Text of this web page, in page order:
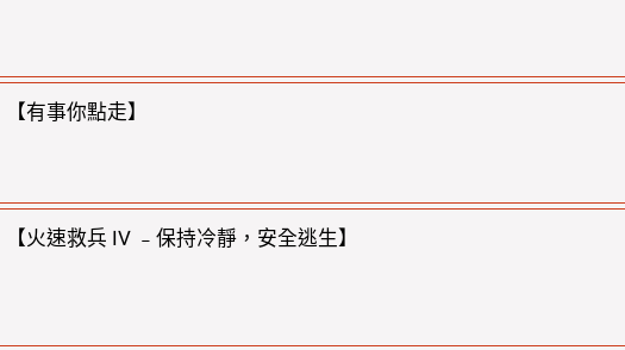
【有事你點走】
【火速救兵 IV ﹣保持冷靜，安全逃生】